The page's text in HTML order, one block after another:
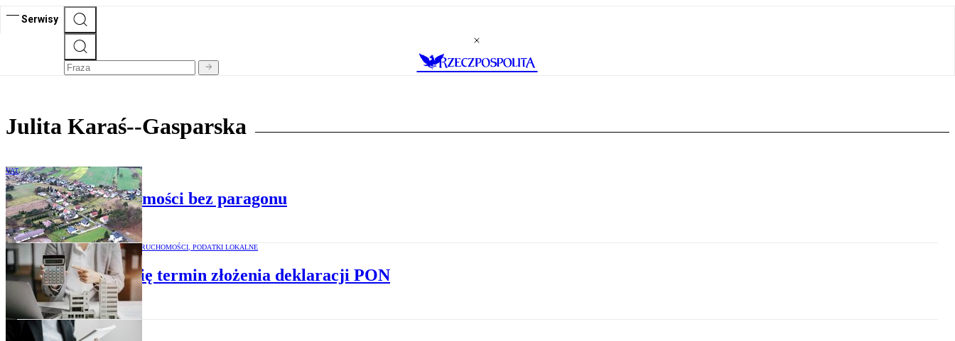
Serwisy
Julita Karaś--Gasparska
VAT
Sprzedaż nieruchomości bez paragonu
PODATEK OD NIERUCHOMOŚCI, PODATKI LOKALNE
Zbliża się termin złożenia deklaracji PON